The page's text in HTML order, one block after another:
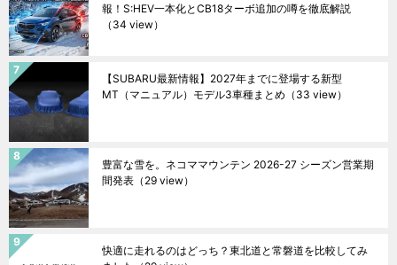
報！S:HEV一本化とCB18ターボ追加の噂を徹底解説
（34 view）
【SUBARU最新情報】2027年までに登場する新型
MT（マニュアル）モデル3車種まとめ （33 view）
豊富な雪を。ネコママウンテン 2026-27 シーズン営業期
間発表 （29 view）
快適に走れるのはどっち？東北道と常磐道を比較してみ